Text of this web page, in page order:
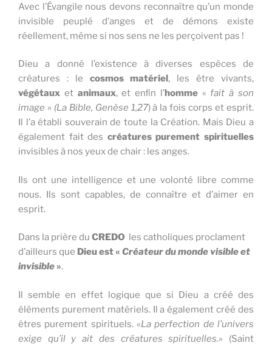
Avec l’Évangile nous devons reconnaître qu’un monde
invisible peuplé d’anges et de démons existe
réellement, même si nos sens ne les perçoivent pas !
Dieu a donné l’existence à diverses espèces de
créatures : le cosmos matériel , les être vivants,
végétaux et animaux, et enﬁn l’homme« fait à son
image » (La Bible, Genèse 1,27) à la fois corps et esprit.
Il l’a établi souverain de toute la Création. Mais Dieu a
également fait des créatures purement spirituelles
invisibles à nos yeux de chair : les anges.
Ils ont une intelligence et une volonté libre comme
nous. Ils sont capables, de connaître et d’aimer en
esprit.
Dans la prière du CREDO les catholiques proclament
d’ailleurs que Dieu est « Créateur du monde visible et
invisible ».
Il semble en effet logique que si Dieu a créé des
éléments purement matériels. Il a également créé des
êtres purement spirituels. «La perfection de l’univers
exige qu’il y ait des créatures spirituelles.» (Saint